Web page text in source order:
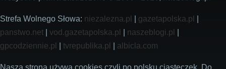
Strefa Wolnego Słowa: niezalezna.pl gazetapolska.pl
panstwo.net
vod.gazetapolska.pl naszeblogi.pl
gpcodziennie.pl
tvrepublika.pl albicla.com
Nasza strona używa cookies czyli po polsku ciasteczek. Do